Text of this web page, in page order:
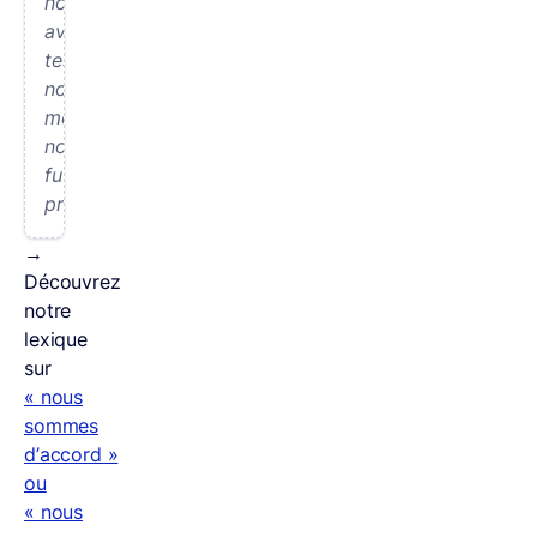
avons
testé
nous-
mêmes
nos
futurs
produits.
→
Découvrez
notre
lexique
sur
« nous
sommes
d’accord »
ou
« nous